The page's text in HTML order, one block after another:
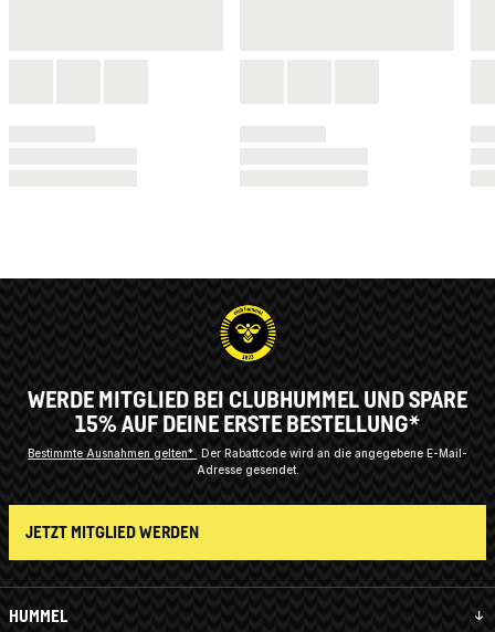
HUMMEL
WERDE MITGLIED BEI CLUBHUMMEL UND SPARE
15% AUF DEINE ERSTE BESTELLUNG*
Bestimmte Ausnahmen gelten* Der Rabattcode wird an die angegebene E-Mail-
Adresse gesendet.
JETZT MITGLIED WERDEN